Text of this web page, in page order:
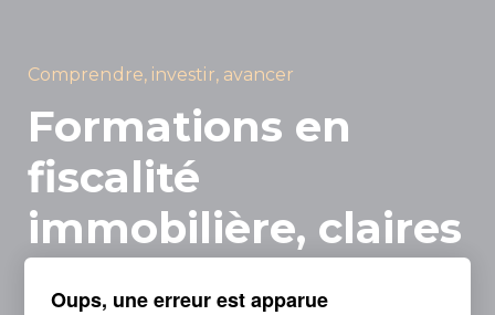
Comprendre, investir, avancer
Formations en
fiscalité
immobilière, claires
et accessibles
Oups, une erreur est apparue